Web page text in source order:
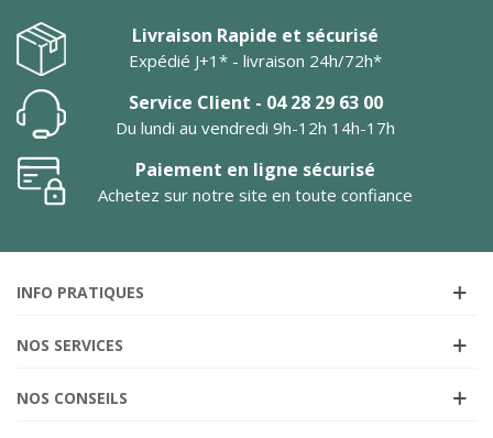
Livraison Rapide et sécurisé
Expédié J+1* - livraison 24h/72h*
Service Client - 04 28 29 63 00
Du lundi au vendredi 9h-12h 14h-17h
Paiement en ligne sécurisé
Achetez sur notre site en toute confiance
INFO PRATIQUES
NOS SERVICES
NOS CONSEILS